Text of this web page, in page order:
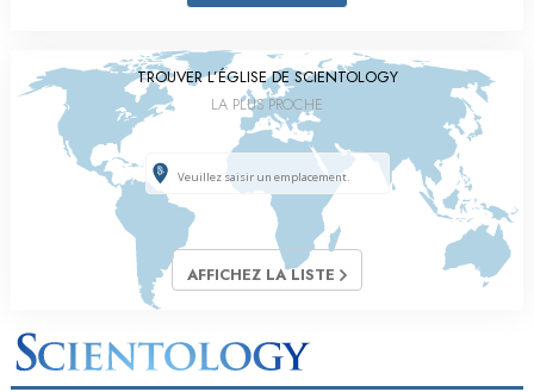
TROUVER L’ÉGLISE DE SCIENTOLOGY
LA PLUS PROCHE
AFFICHEZ LA LISTE